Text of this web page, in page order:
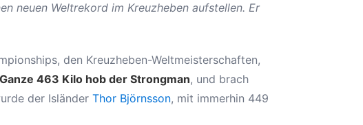
neuen Weltrekord im Kreuzheben aufstellen. Er
den Kreuzheben-Weltmeisterschaften,
Ganze 463 Kilo hob der Strongman, und brach
der Isländer Thor Björnsson, mit immerhin 449